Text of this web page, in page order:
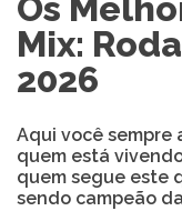
Os
Mix:
2026
Aqui você sempre
quem está
quem segue este
sendo campeão